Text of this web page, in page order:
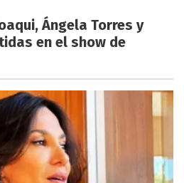
Ángela Torres y
en el show de